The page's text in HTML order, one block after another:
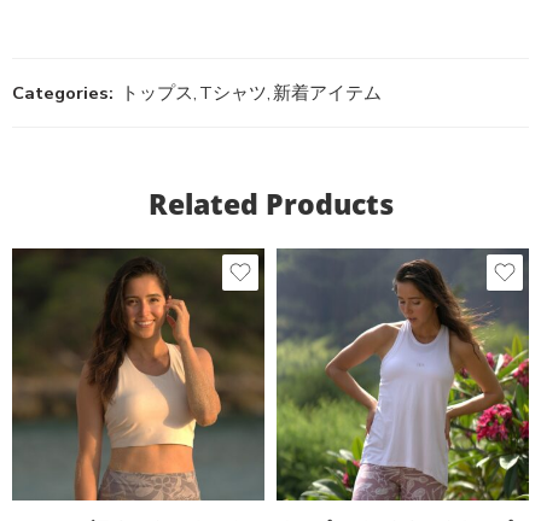
Categories: トップス, Tシャツ, 新着アイテム
Related Products